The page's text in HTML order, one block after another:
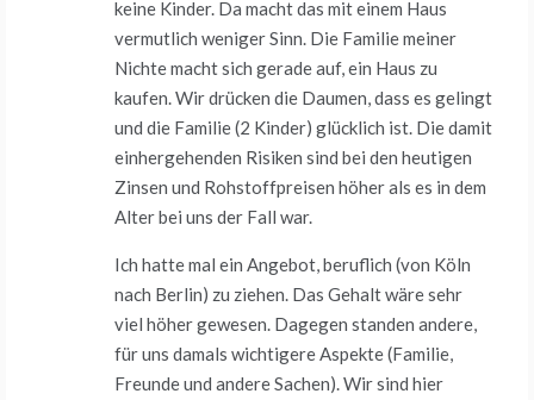
keine Kinder. Da macht das mit einem Haus
vermutlich weniger Sinn. Die Familie meiner
Nichte macht sich gerade auf, ein Haus zu
kaufen. Wir drücken die Daumen, dass es gelingt
und die Familie (2 Kinder) glücklich ist. Die damit
einhergehenden Risiken sind bei den heutigen
Zinsen und Rohstoffpreisen höher als es in dem
Alter bei uns der Fall war.
Ich hatte mal ein Angebot, beruflich (von Köln
nach Berlin) zu ziehen. Das Gehalt wäre sehr
viel höher gewesen. Dagegen standen andere,
für uns damals wichtigere Aspekte (Familie,
Freunde und andere Sachen). Wir sind hier